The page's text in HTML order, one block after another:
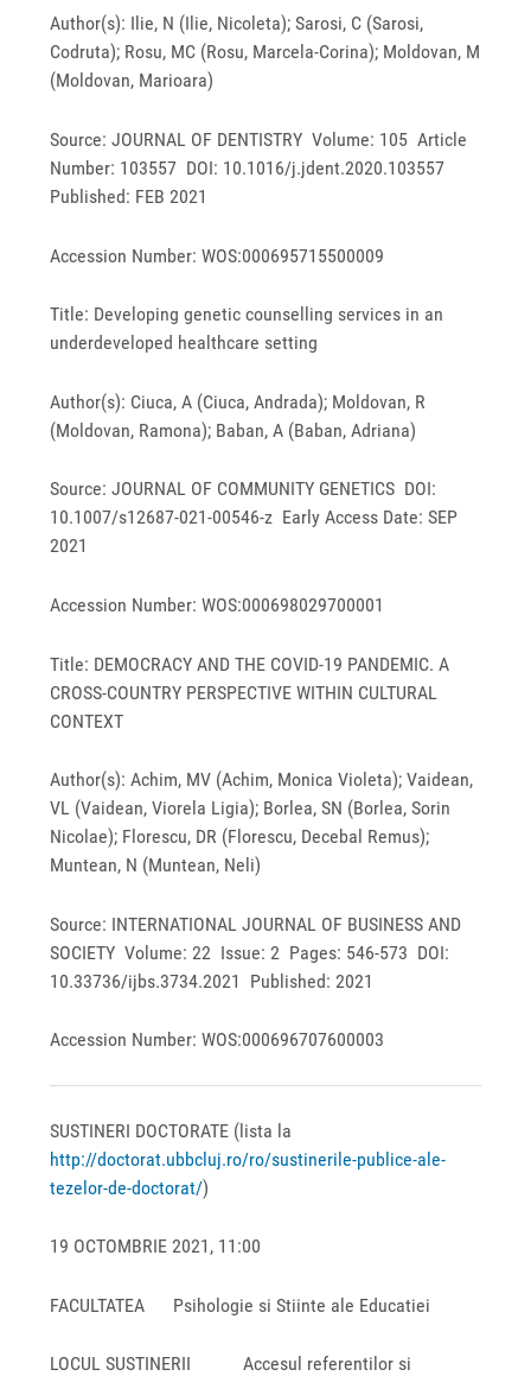
Author(s): Ilie, N (Ilie, Nicoleta); Sarosi, C (Sarosi,
Codruta); Rosu, MC (Rosu, Marcela-Corina); Moldovan, M
(Moldovan, Marioara)
Source: JOURNAL OF DENTISTRY Volume: 105 Article
Number: 103557 DOI: 10.1016/j.jdent.2020.103557
Published: FEB 2021
Accession Number: WOS:000695715500009
Title: Developing genetic counselling services in an
underdeveloped healthcare setting
Author(s): Ciuca, A (Ciuca, Andrada); Moldovan, R
(Moldovan, Ramona); Baban, A (Baban, Adriana)
Source: JOURNAL OF COMMUNITY GENETICS DOI:
10.1007/s12687-021-00546-z Early Access Date: SEP
2021
Accession Number: WOS:000698029700001
Title: DEMOCRACY AND THE COVID-19 PANDEMIC. A
CROSS-COUNTRY PERSPECTIVE WITHIN CULTURAL
CONTEXT
Author(s): Achim, MV (Achim, Monica Violeta); Vaidean,
VL (Vaidean, Viorela Ligia); Borlea, SN (Borlea, Sorin
Nicolae); Florescu, DR (Florescu, Decebal Remus);
Muntean, N (Muntean, Neli)
Source: INTERNATIONAL JOURNAL OF BUSINESS AND
SOCIETY Volume: 22 Issue: 2 Pages: 546-573 DOI:
10.33736/ijbs.3734.2021 Published: 2021
Accession Number: WOS:000696707600003
SUSTINERI DOCTORATE (lista la
http://doctorat.ubbcluj.ro/ro/sustinerile-publice-ale-
tezelor-de-doctorat/)
19 OCTOMBRIE 2021, 11:00
FACULTATEA Psihologie si Stiinte ale Educatiei
LOCUL SUSTINERII Accesul referentilor si